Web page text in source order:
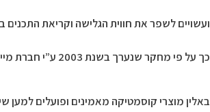
ועשויים לשפר את חווית הגלישה וקריאת התכנים
כך על פי מחקר שנערך בשנת 2003 ע”י חברת מייקרוסופט.
באלין מוצרי קוסמטיקה מאמינים ופועלים למען